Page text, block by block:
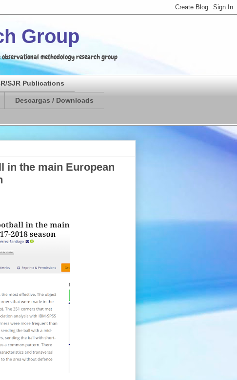
Group
observational methodology research group
SJR Publications
Descargas / Downloads
in the main European